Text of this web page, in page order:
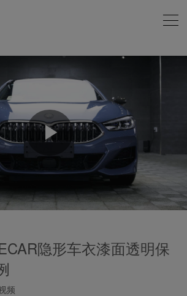
Play
Video
隐形车衣漆面透明保
频